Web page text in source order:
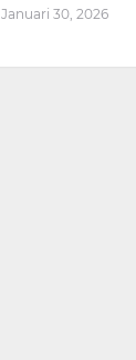
Januari 30, 2026